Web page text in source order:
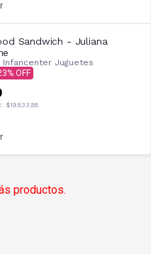
Sandwich - Juliana
Infancenter Juguetes
$19.833,88
productos.